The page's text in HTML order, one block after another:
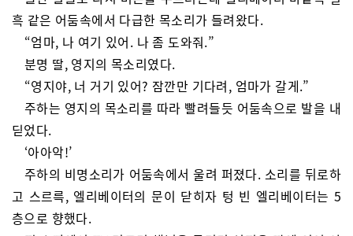
흑 같은 어둠속에서 다급한 목소리가 들려왔다.
“엄마, 나 여기 있어. 나 좀 도와줘.”
분명 딸, 영지의 목소리였다.
“영지야, 너 거기 있어? 잠깐만 기다려, 엄마가 갈게.”
주하는 영지의 목소리를 따라 빨려들듯 어둠속으로 발을 내
딛었다.
‘아아악!’
주하의 비명소리가 어둠속에서 울려 퍼졌다. 소리를 뒤로하
고 스르륵, 엘리베이터의 문이 닫히자 텅 빈 엘리베이터는 5
층으로 향했다.